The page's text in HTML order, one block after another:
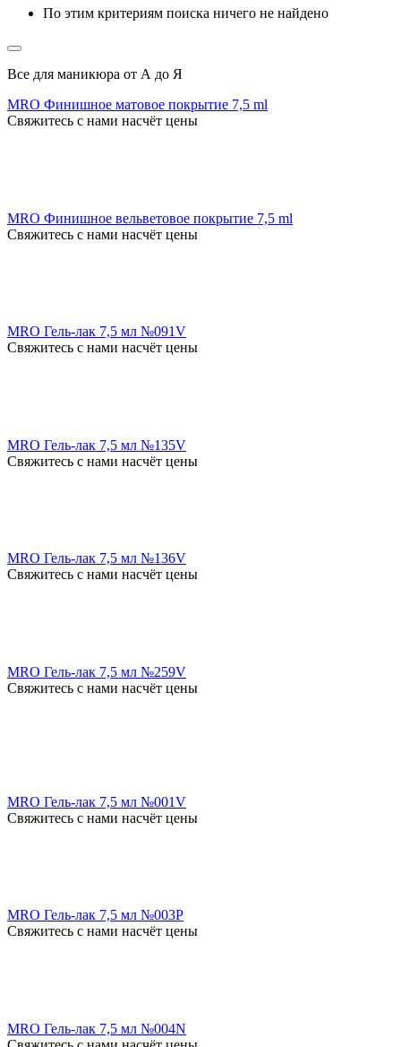
По этим критериям поиска ничего не найдено
Все для маникюра от А до Я
MRO Финишное матовое покрытие 7,5 ml
Свяжитесь с нами насчёт цены
MRO Финишное вельветовое покрытие 7,5 ml
Свяжитесь с нами насчёт цены
MRO Гель-лак 7,5 мл №091V
Свяжитесь с нами насчёт цены
MRO Гель-лак 7,5 мл №135V
Свяжитесь с нами насчёт цены
MRO Гель-лак 7,5 мл №136V
Свяжитесь с нами насчёт цены
MRO Гель-лак 7,5 мл №259V
Свяжитесь с нами насчёт цены
MRO Гель-лак 7,5 мл №001V
Свяжитесь с нами насчёт цены
MRO Гель-лак 7,5 мл №003P
Свяжитесь с нами насчёт цены
MRO Гель-лак 7,5 мл №004N